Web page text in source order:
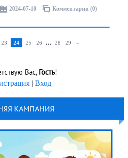
2024-07-10 Комментарии (0)
23 24 25 26 ... 28 29 »
Вас, Гость!
| Вход
КАМПАНИЯ